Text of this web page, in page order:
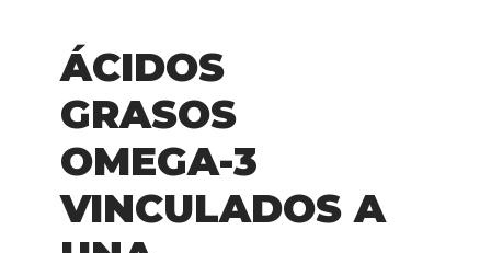
ÁCIDOS
GRASOS
OMEGA-3
VINCULADOS A